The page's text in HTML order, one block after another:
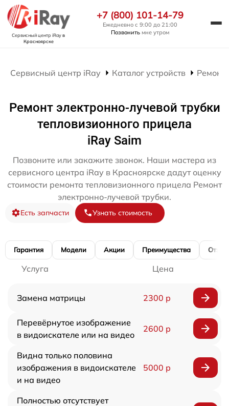
Сервисный центр iRayв
Красноярске
+7 (800) 101-14-79
Ежедневно с 9:00 до 21:00
Позвонить мне утром
Сервисный центр iRay Каталог устройств Ремонт
Ремонт электронно-лучевой трубки
тепловизионного прицела
iRay Saim
Позвоните или закажите звонок. Наши мастера из
сервисного центра iRay в Красноярске дадут оценку
стоимости ремонта тепловизионного прицела Ремонт
электронно-лучевой трубки.
Есть запчасти Узнать стоимость
Гарантия Модели Акции Преимущества
Услуга Цена
Замена матрицы 2300 р
Перевёрнутое изображение
в видоискателе или на видео
2600 р
Видна только половина
изображения в видоискателе
и на видео
5000 р
Полностью отсутствует